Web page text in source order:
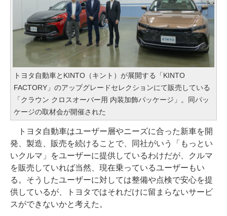
トヨタ自動車とKINTO（キント）が展開する「KINTO
FACTORY」のアップグレードセレクションにて販売している
「クラウン クロスオーバー用 内装加飾パッケージ」。同パッ
ケージの取材会が開催された
トヨタ自動車はユーザー層やニーズに合った新車を開
発、製造、販売を続けることで、同社がいう「もっとい
いクルマ」をユーザーに提供しているわけだが、クルマ
を販売していれば当然、現在乗っているユーザーもい
る。そうしたユーザーに対しては整備や点検で安心を提
供しているが、トヨタではそれだけに留まらないサービ
スができないかと考えた。